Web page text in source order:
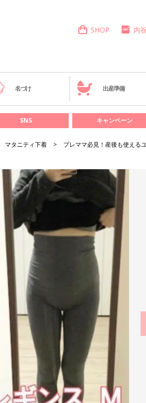
SHOP 内
名づけ 出産準備
SNS キャンペーン
マタニティ下着 プレママ必見！産後も使える